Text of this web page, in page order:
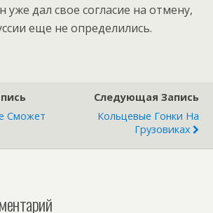
уже дал свое согласие на отмену,
еще не определились.
Сможет
Следующая Запись
Кольцевые Гонки На
Грузовиках